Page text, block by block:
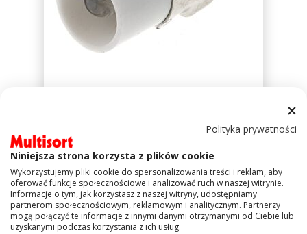
%
of
100
LAP-MIN72W
Żarówka bagnetowa LED
BA7S 24VDC biały
Polityka prywatności
Niniejsza strona korzysta z plików cookie
Wykorzystujemy pliki cookie do spersonalizowania treści i reklam, aby
oferować funkcje społecznościowe i analizować ruch w naszej witrynie.
Informacje o tym, jak korzystasz z naszej witryny, udostępniamy
partnerom społecznościowym, reklamowym i analitycznym. Partnerzy
mogą połączyć te informacje z innymi danymi otrzymanymi od Ciebie lub
uzyskanymi podczas korzystania z ich usług.